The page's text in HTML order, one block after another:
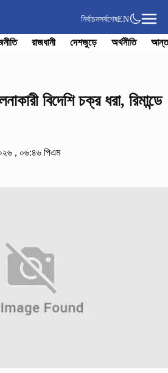
নির্বাচনসর্বশেষEN
রাজধানী দেশজুড়ে অর্থনীতি
বিদেশি চক্র ধরা, রিমান্ডে
, ০৬:৪৬ পিএম